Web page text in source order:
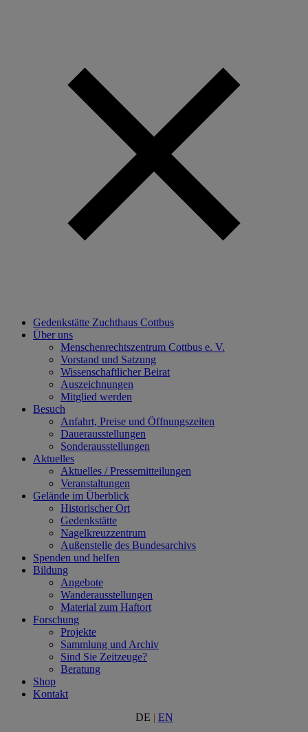
Gedenkstätte Zuchthaus Cottbus
Über uns
Menschenrechtszentrum Cottbus e. V.
Vorstand und Satzung
Wissenschaftlicher Beirat
Auszeichnungen
Mitglied werden
Besuch
Anfahrt, Preise und Öffnungszeiten
Dauerausstellungen
Sonderausstellungen
Aktuelles
Aktuelles / Pressemitteilungen
Veranstaltungen
Gelände im Überblick
Historischer Ort
Gedenkstätte
Nagelkreuzzentrum
Außenstelle des Bundesarchivs
Spenden und helfen
Bildung
Angebote
Wanderausstellungen
Material zum Haftort
Forschung
Projekte
Sammlung und Archiv
Sind Sie Zeitzeuge?
Beratung
Shop
Kontakt
DE | EN